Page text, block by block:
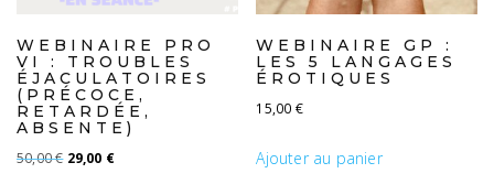
WEBINAIRE PRO
VI : TROUBLES
ÉJACULATOIRES
(PRÉCOCE,
RETARDÉE,
ABSENTE)
50,00€ Le prix initial était : 50,00 €.
29,00 €Le prix actuel est : 29,00 €.
WEBINAIRE GP :
LES 5 LANGAGES
ÉROTIQUES
15,00 €
Ajouter au panier